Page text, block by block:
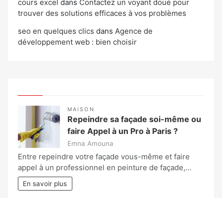
cours excel dans Contactez un voyant doué pour
trouver des solutions efficaces à vos problèmes
seo en quelques clics dans Agence de
développement web : bien choisir
MAISON
Repeindre sa façade soi-même ou
faire Appel à un Pro à Paris ?
Emna Amouna
Entre repeindre votre façade vous-même et faire
appel à un professionnel en peinture de façade,…
En savoir plus